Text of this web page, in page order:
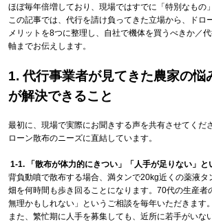
ほぼ毎年倍増しており、現場ではすでに「特別なもの
この記事では、代行を請け負ってきた立場から、ドロ
メリットを8つに整理し、自社で機体を買うべきか／
軸までお伝えします。
1. 代行事業者が見てきた農家の悩
が解決できること
最初に、現場で実際にお聞きする声を共有させてくだ
ローン散布のニーズに直結しています。
1-1. 「散布が体力的にきつい」「人手が足りない」と
背負動噴で散布する場合、満タンで20kg近くの薬液タ
畑を何時間も歩き回ることになります。70代の生産者
無理かもしれない」というご相談を毎年いただきます。
また、繁忙期に人手を募集しても、近所に若手がいな